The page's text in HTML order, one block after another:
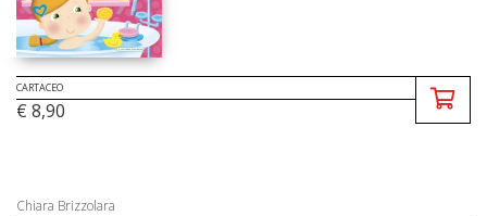
CARTACEO
€ 8,90
Chiara Brizzolara